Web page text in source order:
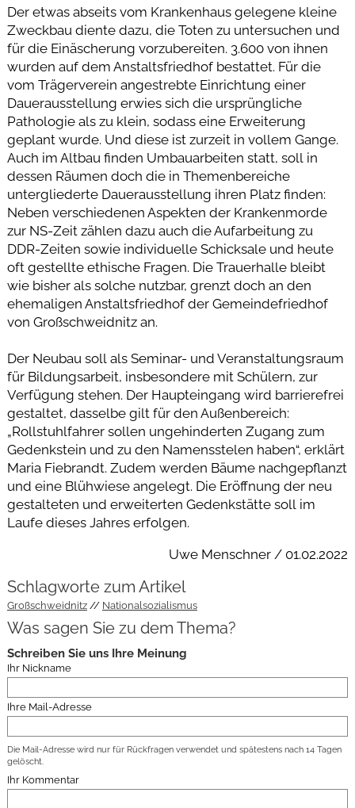
Der etwas abseits vom Krankenhaus gelegene kleine
Zweckbau diente dazu, die Toten zu untersuchen und
für die Einäscherung vorzubereiten. 3.600 von ihnen
wurden auf dem Anstaltsfriedhof bestattet. Für die
vom Trägerverein angestrebte Einrichtung einer
Dauerausstellung erwies sich die ursprüngliche
Pathologie als zu klein, sodass eine Erweiterung
geplant wurde. Und diese ist zurzeit in vollem Gange.
Auch im Altbau finden Umbauarbeiten statt, soll in
dessen Räumen doch die in Themenbereiche
untergliederte Dauerausstellung ihren Platz finden:
Neben verschiedenen Aspekten der Krankenmorde
zur NS-Zeit zählen dazu auch die Aufarbeitung zu
DDR-Zeiten sowie individuelle Schicksale und heute
oft gestellte ethische Fragen. Die Trauerhalle bleibt
wie bisher als solche nutzbar, grenzt doch an den
ehemaligen Anstaltsfriedhof der Gemeindefriedhof
von Großschweidnitz an.
Der Neubau soll als Seminar- und Veranstaltungsraum
für Bildungsarbeit, insbesondere mit Schülern, zur
Verfügung stehen. Der Haupteingang wird barrierefrei
gestaltet, dasselbe gilt für den Außenbereich:
„Rollstuhlfahrer sollen ungehinderten Zugang zum
Gedenkstein und zu den Namensstelen haben“, erklärt
Maria Fiebrandt. Zudem werden Bäume nachgepflanzt
und eine Blühwiese angelegt. Die Eröffnung der neu
gestalteten und erweiterten Gedenkstätte soll im
Laufe dieses Jahres erfolgen.
Uwe Menschner / 01.02.2022
Schlagworte zum Artikel
Großschweidnitz Nationalsozialismus
Was sagen Sie zu dem Thema?
Schreiben Sie uns Ihre Meinung
Ihr Nickname
Ihre Mail-Adresse
Die Mail-Adresse wird nur für Rückfragen verwendet und spätestens nach 14 Tagen
gelöscht.
Ihr Kommentar